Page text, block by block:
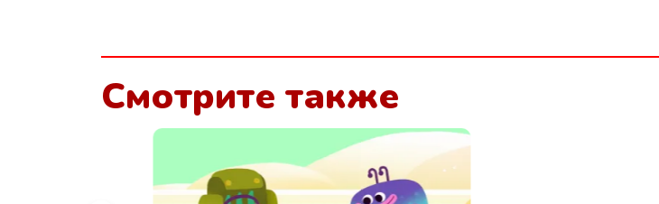
Смотрите также